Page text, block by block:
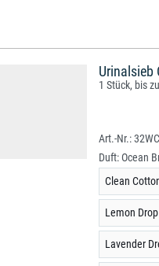
Urinalsieb
1 Stück, bis
Duft:Ocean
Clean
Lemon Drop
Lavender